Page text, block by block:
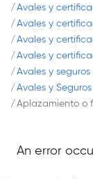
Avales y
Avales y
Avales y
Avales y
Avales y
Avales y
Aplazamiento o
An error